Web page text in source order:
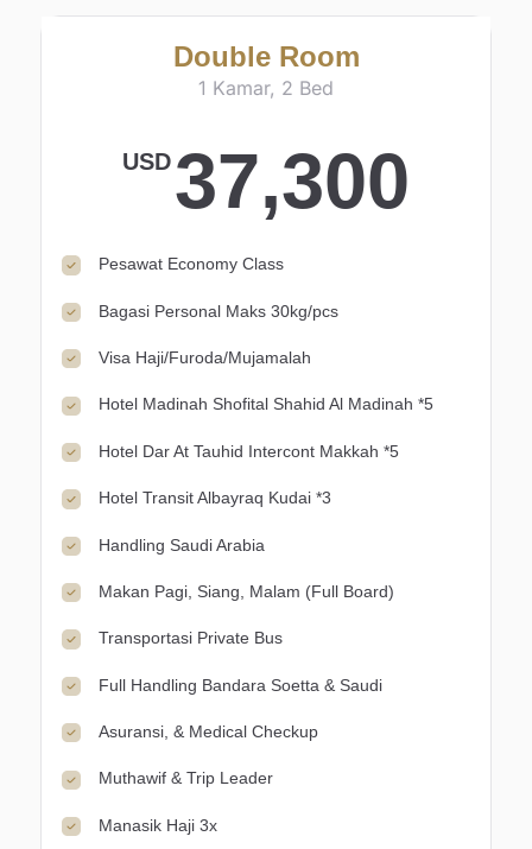
Double Room
1 Kamar, 2 Bed
USD37,300
Pesawat Economy Class
Bagasi Personal Maks 30kg/pcs
Visa Haji/Furoda/Mujamalah
Hotel Madinah Shofital Shahid Al Madinah *5
Hotel Dar At Tauhid Intercont Makkah *5
Hotel Transit Albayraq Kudai *3
Handling Saudi Arabia
Makan Pagi, Siang, Malam (Full Board)
Transportasi Private Bus
Full Handling Bandara Soetta & Saudi
Asuransi, & Medical Checkup
Muthawif & Trip Leader
Manasik Haji 3x